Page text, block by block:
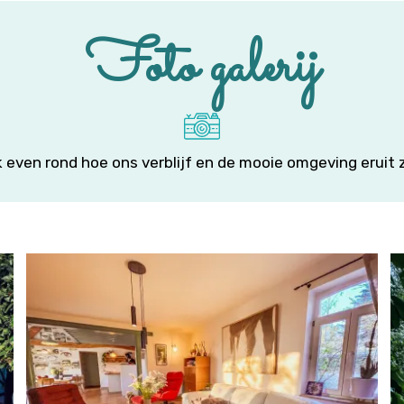
Foto galerij
even rond hoe ons verblijf en de mooie omgeving eruit